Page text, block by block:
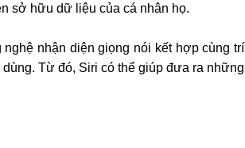
sở hữu dữ liệu của cá nhân họ.
nhận diện giọng nói kết hợp cùng trí
Từ đó, Siri có thể giúp đưa ra những